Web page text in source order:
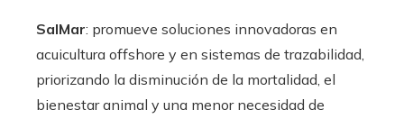
SalMar: promueve soluciones innovadoras en
acuicultura offshore y en sistemas de trazabilidad,
priorizando la disminución de la mortalidad, el
bienestar animal y una menor necesidad de